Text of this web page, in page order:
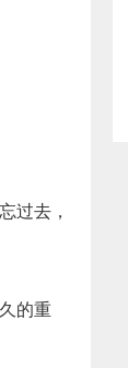
过去，
的重